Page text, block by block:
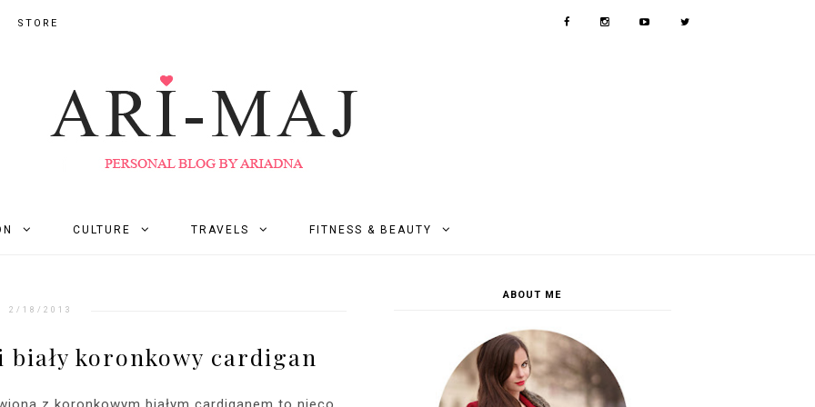
STORE
CULTURE TRAVELS FITNESS & BEAUTY
2/18/2013
koronkowy cardigan
ABOUT ME